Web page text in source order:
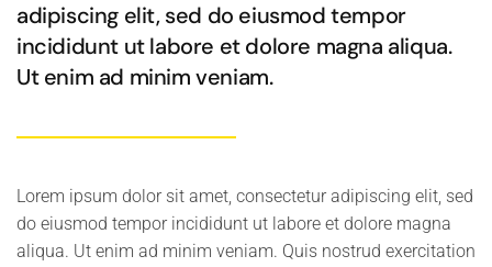
adipiscing elit, sed do eiusmod tempor
incididunt ut labore et dolore magna aliqua.
Ut enim ad minim veniam.
Lorem ipsum dolor sit amet, consectetur adipiscing elit, sed
do eiusmod tempor incididunt ut labore et dolore magna
aliqua. Ut enim ad minim veniam. Quis nostrud exercitation